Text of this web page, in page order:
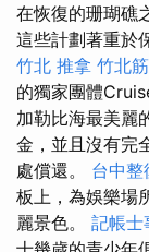
在恢復的珊瑚礁
這些計劃著重於
竹北 推拿 竹北
的獨家團體
加勒比海最美麗
金，並且沒有完
處償還。 台中整
板上，為娛樂場
麗景色。 記帳士